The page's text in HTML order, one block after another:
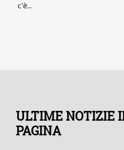
c'è...
ULTIME NOTIZIE
PAGINA